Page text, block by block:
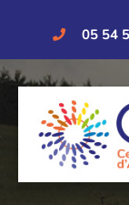
05 54